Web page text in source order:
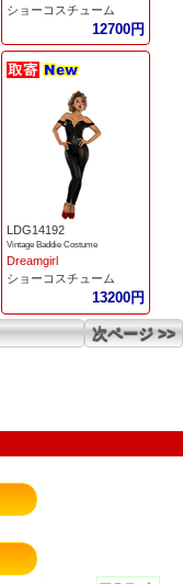
ショーコスチューム
12700円
LDG14192
Vintage Baddie Costume
Dreamgirl
ショーコスチューム
13200円
次ページ >>